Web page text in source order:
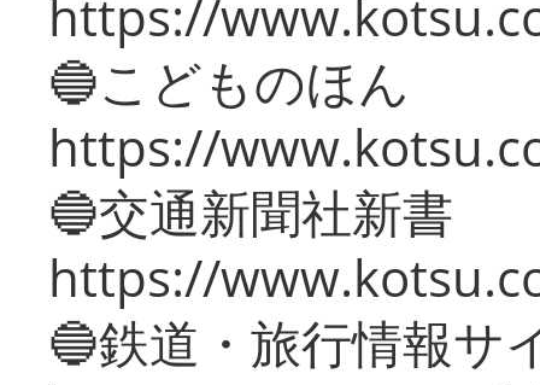
https://
🔵こどものほん
https://
🔵交通新聞社新書
https://
🔵鉄道・旅行情報サ